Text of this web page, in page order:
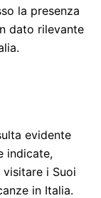
la presenza
dato rilevante
evidente
indicate,
i Suoi
in Italia.